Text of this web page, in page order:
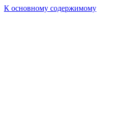
К основному содержимому